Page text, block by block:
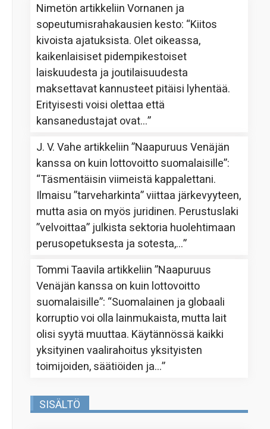
Nimetön artikkeliinVornanen ja
sopeutumisrahakausien kesto: “Kiitos
kivoista ajatuksista. Olet oikeassa,
kaikenlaisiset pidempikestoiset
laiskuudesta ja joutilaisuudesta
maksettavat kannusteet pitäisi lyhentää.
Erityisesti voisi olettaa että
kansanedustajat ovat…”
J. V. Vahe artikkeliin”Naapuruus Venäjän
kanssa on kuin lottovoitto suomalaisille”:
“Täsmentäisin viimeistä kappalettani.
Ilmaisu ”tarveharkinta” viittaa järkevyyteen,
mutta asia on myös juridinen. Perustuslaki
”velvoittaa” julkista sektoria huolehtimaan
perusopetuksesta ja sotesta,…”
Tommi Taavila artikkeliin”Naapuruus
Venäjän kanssa on kuin lottovoitto
suomalaisille”: “Suomalainen ja globaali
korruptio voi olla lainmukaista, mutta lait
olisi syytä muuttaa. Käytännössä kaikki
yksityinen vaalirahoitus yksityisten
toimijoiden, säätiöiden ja…”
SISÄLTÖ